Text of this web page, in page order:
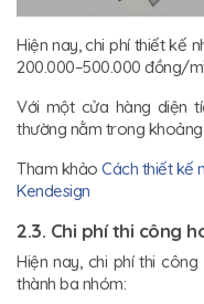
Hiện nay, chi phí thiết kế
200.000–500.000 đồng/
Với một cửa hàng diện
thường nằm trong khoảng
Tham khảo Cách thiết kế
Kendesign
2.3. Chi phí thi công
Hiện nay, chi phí thi
thành ba nhóm: